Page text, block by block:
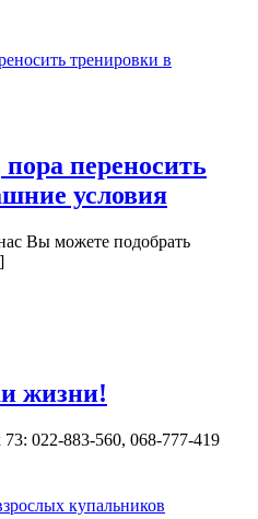
переносить
условия
Вы можете подобрать
жизни!
022-883-560, 068-777-419